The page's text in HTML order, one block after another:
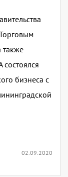
также
бизнеса с
02.09.2020